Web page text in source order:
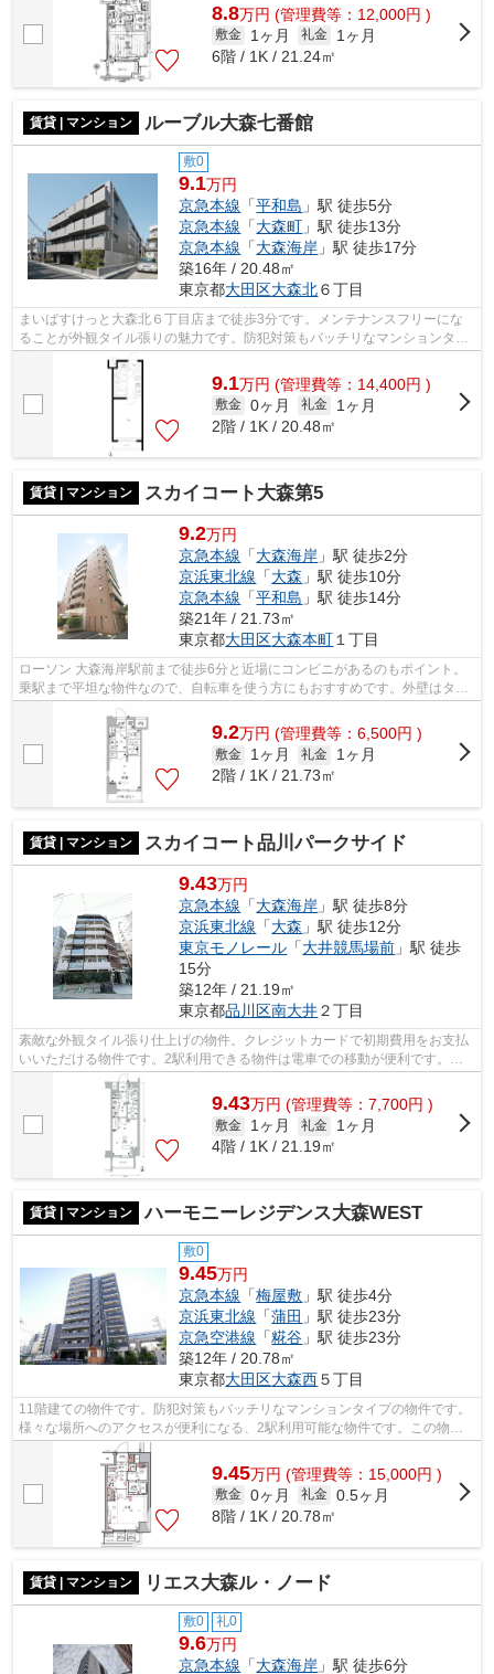
8.8万円 (管理費等：12,000円 )
敷金 1ヶ月 礼金
1ヶ月
6階 / 1K / 21.24㎡
賃貸 | マンション ルーブル大森七番館
敷0
9.1万円
京急本線 「平和島 」駅 徒歩5分
京急本線 「大森町 」駅 徒歩13分
京急本線 「大森海岸 」駅 徒歩17分
築16年 / 20.48㎡
東京都大田区大森北６丁目
まいばすけっと大森北６丁目店まで徒歩3分です。メンテナンスフリーにな
ることが外観タイル張りの魅力です。防犯対策もバッチリなマンションタイ
プの物件です。共用部には敷地内ごみ置...
9.1万円 (管理費等：14,400円 )
敷金 0ヶ月 礼金
1ヶ月
2階 / 1K / 20.48㎡
賃貸 | マンション スカイコート大森第5
9.2万円
京急本線 「大森海岸 」駅 徒歩2分
京浜東北線 「大森 」駅 徒歩10分
京急本線 「平和島 」駅 徒歩14分
築21年 / 21.73㎡
東京都大田区大森本町 １丁目
ローソン 大森海岸駅前まで徒歩6分と近場にコンビニがあるのもポイント。
乗駅まで平坦な物件なので、自転車を使う方にもおすすめです。外壁はタイ
ル張りとなっていて、外観が素敵です...
9.2万円 (管理費等：6,500円 )
敷金 1ヶ月 礼金
1ヶ月
2階 / 1K / 21.73㎡
賃貸 | マンション スカイコート品川パークサイド
9.43万円
京急本線 「大森海岸 」駅 徒歩8分
京浜東北線 「大森 」駅 徒歩12分
東京モノレール 「大井競馬場前 」駅 徒歩
15分
築12年 / 21.19㎡
東京都品川区南大井２丁目
素敵な外観タイル張り仕上げの物件。クレジットカードで初期費用をお支払
いいただける物件です。2駅利用できる物件は電車での移動が便利です。共
用部には敷地内ごみ置き場・エレベータ...
9.43万円 (管理費等：7,700円 )
敷金 1ヶ月 礼金
1ヶ月
4階 / 1K / 21.19㎡
賃貸 | マンション ハーモニーレジデンス大森WEST
敷0
9.45万円
京急本線 「梅屋敷 」駅 徒歩4分
京浜東北線 「蒲田 」駅 徒歩23分
京急空港線 「糀谷 」駅 徒歩23分
築12年 / 20.78㎡
東京都大田区大森西５丁目
11階建ての物件です。防犯対策もバッチリなマンションタイプの物件です。
様々な場所へのアクセスが便利になる、2駅利用可能な物件です。この物件
は駅から徒歩4分の物件です。より詳し...
9.45万円 (管理費等：15,000円 )
敷金 0ヶ月 礼金 0.5ヶ月
8階 / 1K / 20.78㎡
賃貸 | マンション リエス大森ル・ノード
敷0 礼0
9.6万円
京急本線 「大森海岸 」駅 徒歩6分